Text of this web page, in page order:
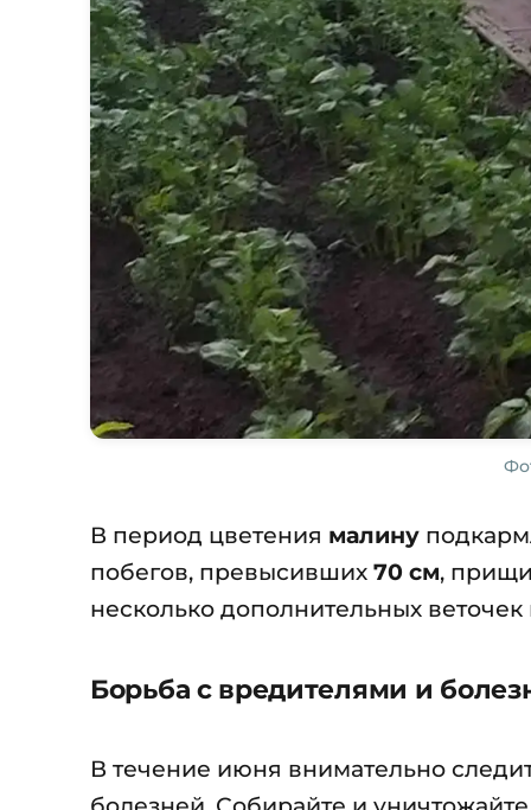
В период цветения малину
побегов, превысивших 70 см,
несколько дополнительных
Борьба с вредителями и
В течение июня внимательно